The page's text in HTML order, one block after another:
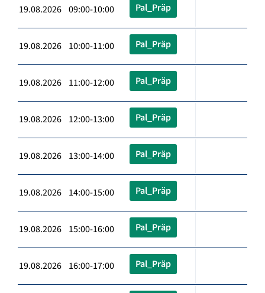
19.08.2026 09:00-10:00 Pal_Präp
19.08.2026 10:00-11:00 Pal_Präp
19.08.2026 11:00-12:00 Pal_Präp
19.08.2026 12:00-13:00 Pal_Präp
19.08.2026 13:00-14:00 Pal_Präp
19.08.2026 14:00-15:00 Pal_Präp
19.08.2026 15:00-16:00 Pal_Präp
19.08.2026 16:00-17:00 Pal_Präp